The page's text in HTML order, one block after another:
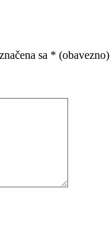
sa * (obavezno)